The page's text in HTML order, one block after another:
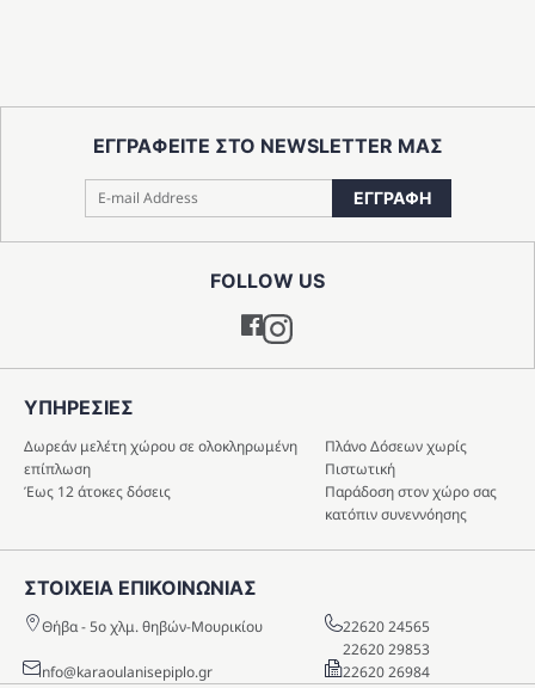
FOLLOW US
Instagram
ΕΓΓΡΑΦΕΙΤΕ ΣΤΟ NEWSLETTER ΜΑΣ
ΕΓΓΡΑΦΗ
ΥΠΗΡΕΣIΕΣ
Δωρεάν μελέτη χώρου σε ολοκληρωμένη
επίπλωση
Πλάνο Δόσεων χωρίς
Πιστωτική
Έως 12 άτοκες δόσεις
Παράδοση στον χώρο σας
κατόπιν συνεννόησης
ΣΤΟΙΧΕΙΑ ΕΠΙΚΟΙΝΩΝΙΑΣ
Θήβα - 5o χλμ. θηβών-Μουρικίου
22620 24565
22620 29853
info@karaoulanisepiplo.gr
22620 26984